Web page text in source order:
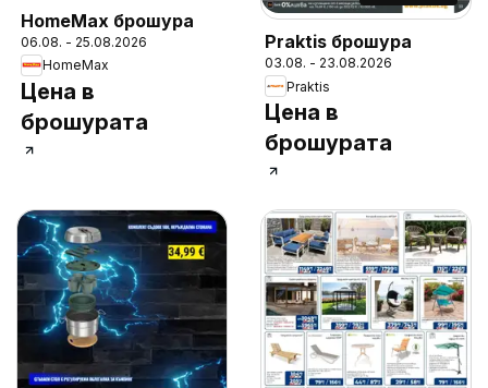
HomeMax брошура
06.08. - 25.08.2026
HomeMax
Цена в
брошурата
Praktis брошура
03.08. - 23.08.2026
Praktis
Цена в
брошурата